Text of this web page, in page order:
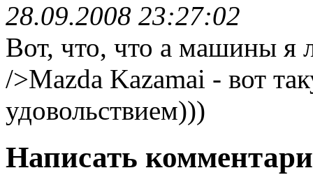
28.09.2008 23:27:02
Вот, что, что а машины я
/>Mazda Kazamai - вот
удовольствием)))
Написать